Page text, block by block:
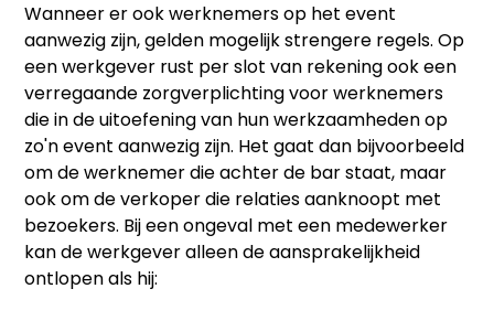
Wanneer er ook werknemers op het event
aanwezig zijn, gelden mogelijk strengere regels. Op
een werkgever rust per slot van rekening ook een
verregaande zorgverplichting voor werknemers
die in de uitoefening van hun werkzaamheden op
zo'n event aanwezig zijn. Het gaat dan bijvoorbeeld
om de werknemer die achter de bar staat, maar
ook om de verkoper die relaties aanknoopt met
bezoekers. Bij een ongeval met een medewerker
kan de werkgever alleen de aansprakelijkheid
ontlopen als hij: